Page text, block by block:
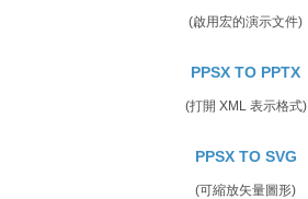
(啟用宏的演示文件)
PPSX TO PPTX
(打開 XML 表示格式)
PPSX TO SVG
(可縮放矢量圖形)